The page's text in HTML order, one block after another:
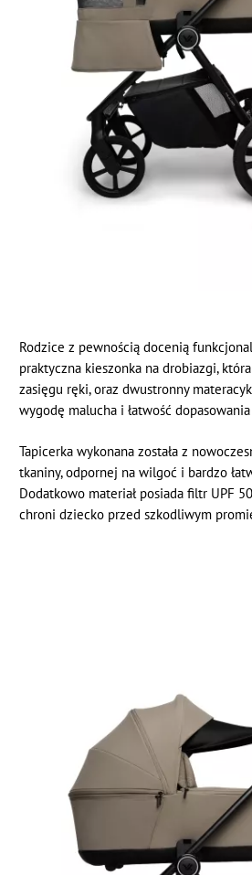
Rodzice z pewnością docenią
praktyczna kieszonka na drobiazgi,
zasięgu ręki, oraz dwustronny
wygodę malucha i łatwość
Tapicerka wykonana została z
tkaniny, odpornej na wilgoć i bardzo
Dodatkowo materiał posiada filtr UPF
chroni dziecko przed szkodliwym